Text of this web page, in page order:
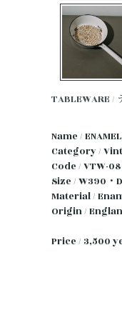
TABLEWARE /
Name /
Category /
Code / VTW-
Size / W390・
Material /
Origin /
Price / 3,500